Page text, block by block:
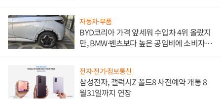
자동차·부품
BYD코리아 가격 앞세워 수입차 4위 올랐지
만, BMW·벤츠보다 높은 공임비에 소비자
전자·전기·정보통신
삼성전자, 갤럭시Z 폴드8 사전예약 개통 8
월31일까지 연장